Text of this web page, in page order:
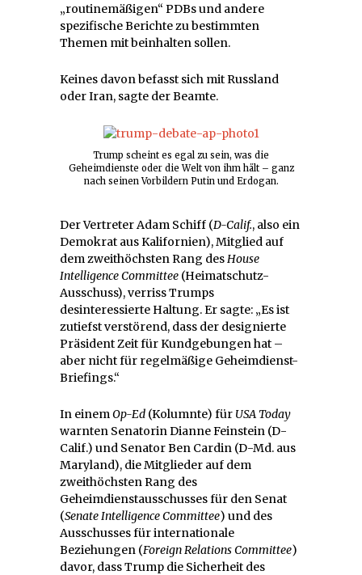
„routinemäßigen“ PDBs und andere
spezifische Berichte zu bestimmten
Themen mit beinhalten sollen.
Keines davon befasst sich mit Russland
oder Iran, sagte der Beamte.
Trump scheint es egal zu sein, was die
Geheimdienste oder die Welt von ihm hält – ganz
nach seinen Vorbildern Putin und Erdogan.
Der Vertreter Adam Schiff (D-Calif., also ein
Demokrat aus Kalifornien), Mitglied auf
dem zweithöchsten Rang des House
Intelligence Committee (Heimatschutz-
Ausschuss), verriss Trumps
desinteressierte Haltung. Er sagte: „Es ist
zutiefst verstörend, dass der designierte
Präsident Zeit für Kundgebungen hat –
aber nicht für regelmäßige Geheimdienst-
Briefings.“
In einem Op-Ed (Kolumnte) für USA Today
warnten Senatorin Dianne Feinstein (D-
Calif.) und Senator Ben Cardin (D-Md. aus
Maryland), die Mitglieder auf dem
zweithöchsten Rang des
Geheimdienstausschusses für den Senat
(Senate Intelligence Committee) und des
Ausschusses für internationale
Beziehungen (Foreign Relations Committee)
davor, dass Trump die Sicherheit des